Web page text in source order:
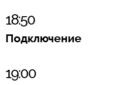
18:50
Подключение
19:00